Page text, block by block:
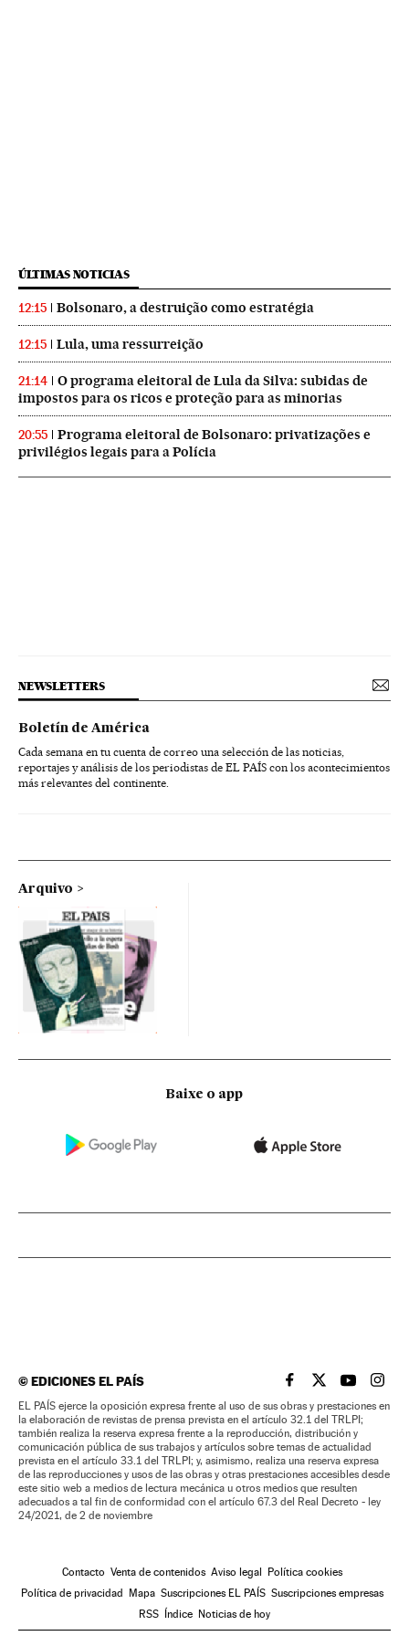
ÚLTIMAS NOTICIAS
12:15 Bolsonaro, a destruição como estratégia
12:15 Lula, uma ressurreição
21:14
O programa eleitoral de Lula da Silva: subidas de
impostos para os ricos e proteção para as minorias
20:55
Programa eleitoral de Bolsonaro: privatizações e
privilégios legais para a Polícia
NEWSLETTERS
Boletín de América
Cada semana en tu cuenta de correo una selección de las noticias,
reportajes y análisis de los periodistas de EL PAÍS con los acontecimientos
más relevantes del continente.
Arquivo
Baixe o app
©EDICIONES EL PAÍS EL PAÍS BRASIL EN
EL PAÍSEL PAÍS
EL
EL PAÍS ejerce la oposición expresa frente al uso de sus obras y prestaciones en
la elaboración de revistas de prensa prevista en el artículo 32.1 del TRLPI;
también realiza la reserva expresa frente a la reproducción, distribución y
comunicación pública de sus trabajos y artículos sobre temas de actualidad
prevista en el artículo 33.1 del TRLPI; y, asimismo, realiza una reserva expresa
de las reproducciones y usos de las obras y otras prestaciones accesibles desde
este sitio web a medios de lectura mecánica u otros medios que resulten
adecuados a tal fin de conformidad con el artículo 67.3 del Real Decreto - ley
24/2021, de 2 de noviembre
Contacto Venta de contenidos Aviso legal Política cookies
Política de privacidad Mapa Suscripciones EL PAÍS Suscripciones empresas
RSS Índice Noticias de hoy